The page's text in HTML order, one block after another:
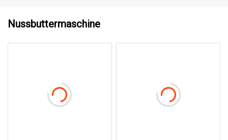
Nussbuttermaschine